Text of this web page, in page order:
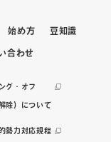
始め方 豆知識
合わせ
グ・オフ
除）について
勢力対応規程